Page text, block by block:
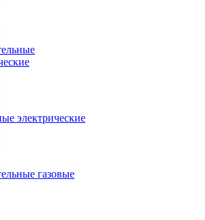
электрические
газовые